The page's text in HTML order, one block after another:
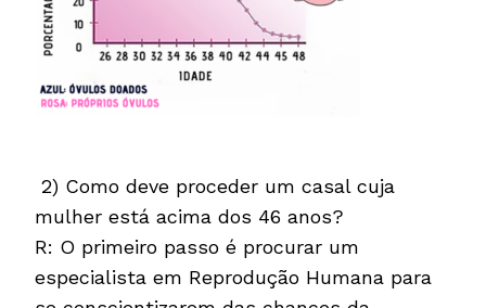
2) Como deve proceder um casal cuja
mulher está acima dos 46 anos?
R: O primeiro passo é procurar um
especialista em Reprodução Humana para